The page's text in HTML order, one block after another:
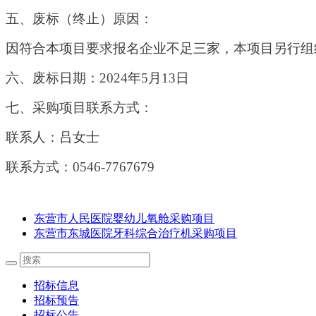
五、废标（终止）原因：
因符合本项目要求报名企业不足三家，本项目另行
六、废标日期： 2024年5 月 13 日
七、采购项目联系方式：
联系人： 吕女士
联系方式： 0546-7767679
东营市人民医院婴幼儿氧舱采购项目
东营市东城医院牙科综合治疗机采购项目
招标信息
招标预告